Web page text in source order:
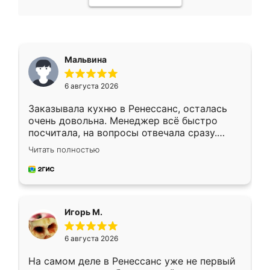
Мальвина
6 августа 2026
Заказывала кухню в Ренессанс, осталась
очень довольна. Менеджер всё быстро
посчитала, на вопросы отвечала сразу.
Замерщик приехал в субботу, подошёл к
делу со всей ответственностью. Собрали
за день, ребята работали аккуратно, даже
Читать полностью
Игорь М.
6 августа 2026
На самом деле в Ренессанс уже не первый